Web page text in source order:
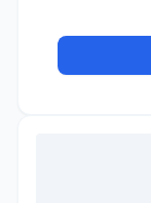
Линии